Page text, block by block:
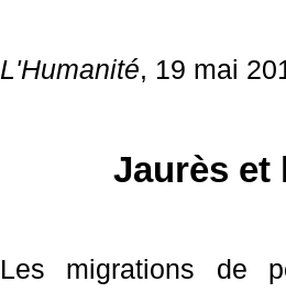
L'Humanité, 19 mai
Jaurès et
Les migrations de